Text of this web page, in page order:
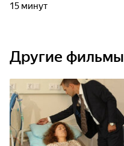
15 минут
Другие фильмы